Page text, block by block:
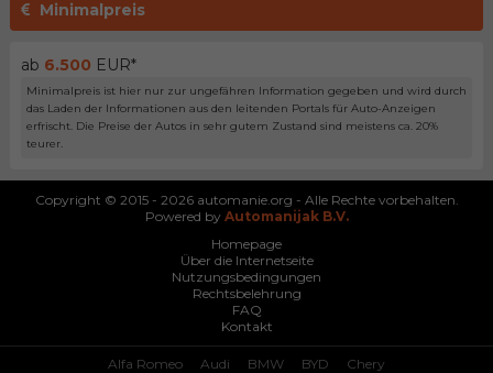
Minimalpreis
ab 6.500 EUR*
Minimalpreis ist hier nur zur ungefähren Information gegeben und wird durch
das Laden der Informationen aus den leitenden Portals für Auto-Anzeigen
erfrischt. Die Preise der Autos in sehr gutem Zustand sind meistens ca. 20%
teurer.
Copyright © 2015 - 2026 automanie.org - Alle Rechte vorbehalten.
Powered by Automanijak B.V.
Homepage
Über die Internetseite
Nutzungsbedingungen
Rechtsbelehrung
FAQ
Kontakt
Alfa Romeo Audi BMW BYD Chery